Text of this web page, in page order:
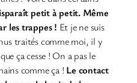
petit à petit. Même
les trappes ! Et je ne suis
traités comme moi, il y
ça cesse ! On a pas le
comme ça ! Le contact